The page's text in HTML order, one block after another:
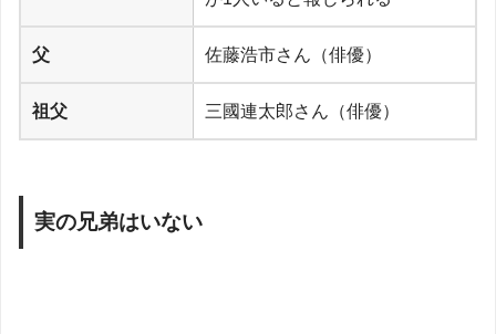
父 佐藤浩市さん（俳優）
祖父 三國連太郎さん（俳優）
実の兄弟はいない